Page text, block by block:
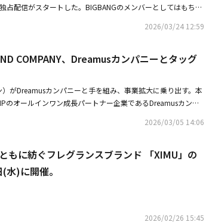
占配信がスタートした。BIGBANGのメンバーとしてはもちろ
BIGBANGのメンバーとしてデビュー。K-POP界を代表する人
）「ナルバキスン（Look at me, Gwisun）」でソロデビュ
」をリリース。2017年には念願のソロ・ドームツアー
D-Day～」を開催し、絶大な反響を得た。今回初の映像化が決
D's IS ME - Encore -」は、D-LITEが2017年のソロドームツア
アーのアンコール公演。心に響くライブパフォーマンスと会
とっても忘れられない公演となったはずだ。圧倒的な歌唱力
には自身が作詞に参加した約7年ぶり（2024年時点）の日本
）」もステージ初披露。PERSONZの「Dear Friends」、Do
2026/03/24 12:59
COMPANY、Dreamusカンパニーとタッグ
）がDreamusカンパニーと手を組み、事業拡大に乗り出す。本
のオールインワン成長パートナー企業であるDreamusカンパ
ジメント能力を含む音源流通・マーケティング・公演・MD・
ィスト制作マネジメント専門会社で、BIGBANGのD-LITEをは
どが所属している。特に、D-LITE専担チームであるD-LABLE
などグローバルプロジェクトを着実に進めてきた。また、
を注いでおり、今回の投資を通じて音源・音盤流通と国内外
2026/03/05 14:06
もに紡ぐフレグランスブランド 「XIMU」の
)に開催。
2026/02/26 15:45